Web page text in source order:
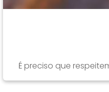
É preciso que